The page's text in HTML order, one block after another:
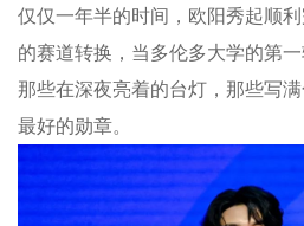
仅仅一年半的时间，欧阳秀起顺
的赛道转换，当多伦多大学的第
那些在深夜亮着的台灯，那些写
最好的勋章。